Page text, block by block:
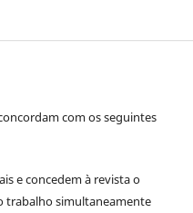
com os seguintes
e concedem à revista o
trabalho simultaneamente